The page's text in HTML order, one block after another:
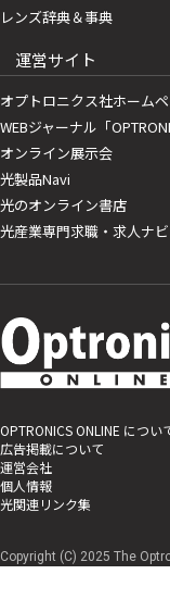
レンズ辞典＆事典
運営サイト
オプトロニクス社ホーム
WEBジャーナル「
オンライン展示会
光製品Navi
光のオンライン書店
光産業専門求職・求人ナ
OPTRONICS ONLINE につい
広告掲載について
運営会社
個人情報
光関連リンク集
Copyright (C) 2025 The